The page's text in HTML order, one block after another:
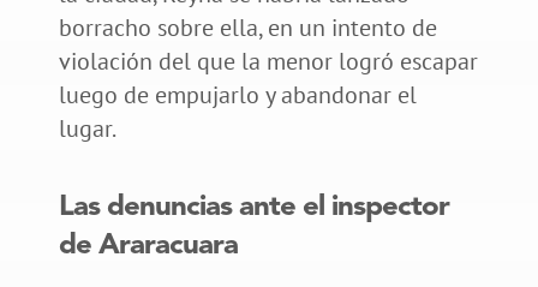
borracho sobre ella, en un intento de
violación del que la menor logró escapar
luego de empujarlo y abandonar el
lugar.
Las denuncias ante el inspector
de Araracuara